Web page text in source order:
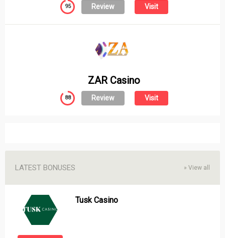
Visit
Review
95
ZAR Casino
Visit
Review
88
» View all
LATEST BONUSES
Tusk Casino